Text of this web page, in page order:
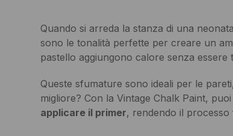
Quando si arreda la stanza di una
sono le tonalità perfette per creare un
pastello aggiungono calore senza
Queste sfumature sono ideali per le
migliore? Con la Vintage Chalk Paint,
applicare il primer, rendendo il processo